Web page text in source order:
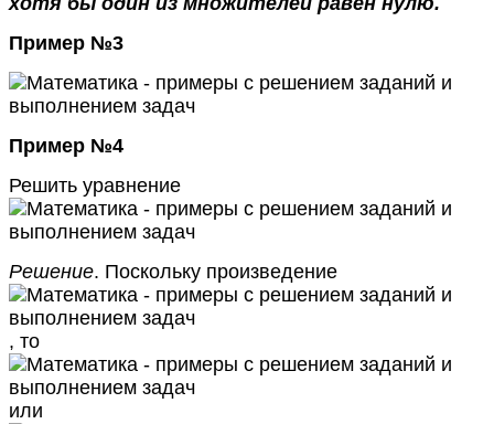
Пример №3
Пример №4
Решить уравнение
Решение. Поскольку произведение
, то
или